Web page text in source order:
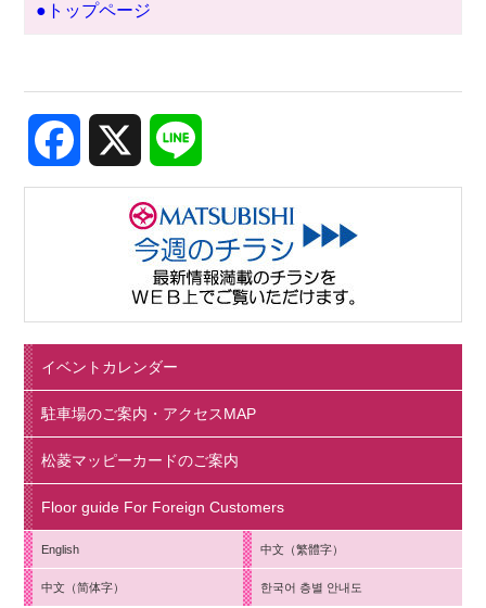
●トップページ
Facebook
イベントカレンダー
駐車場のご案内・アクセスMAP
松菱マッピーカードのご案内
Floor guide For Foreign Customers
English 中文（繁體字）
中文（简体字） 한국어 층별 안내도